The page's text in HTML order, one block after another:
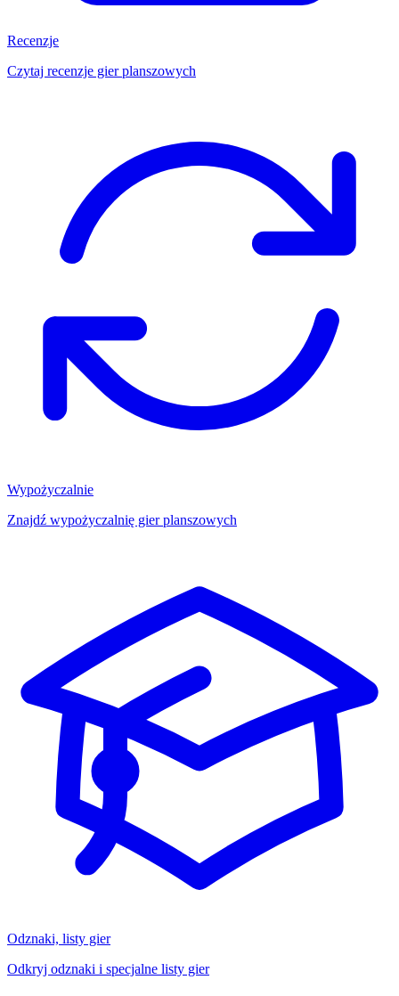
Recenzje
Czytaj recenzje gier planszowych
Wypożyczalnie
Znajdź wypożyczalnię gier planszowych
Odznaki, listy gier
Odkryj odznaki i specjalne listy gier